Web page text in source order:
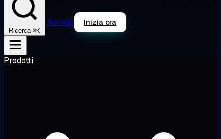
Ricerca ⌘K
Accedi Inizia ora
Prodotti